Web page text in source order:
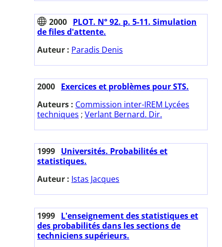
2000 PLOT. N° 92. p. 5-11. Simulation
de files d'attente.
Auteur : Paradis Denis
2000 Exercices et problèmes pour STS.
Auteurs : Commission inter-IREM Lycées
techniques ; Verlant Bernard. Dir.
1999 Universités. Probabilités et
statistiques.
Auteur : Istas Jacques
1999 L'enseignement des statistiques et
des probabilités dans les sections de
techniciens supérieurs.